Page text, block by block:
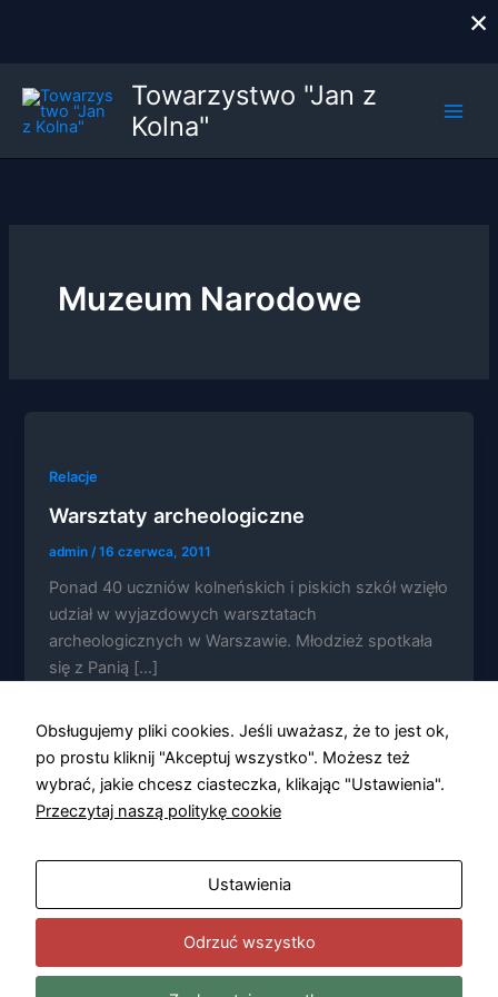
treści
Towarzystwo "Jan z
Kolna"
Muzeum Narodowe
Relacje
Warsztaty archeologiczne
admin /16 czerwca, 2011
Ponad 40 uczniów kolneńskich i piskich szkół wzięło
udział w wyjazdowych warsztatach
archeologicznych w Warszawie. Młodzież spotkała
się z Panią […]
×
Obsługujemy pliki cookies. Jeśli uważasz, że to jest ok,
po prostu kliknij "Akceptuj wszystko". Możesz też
wybrać, jakie chcesz ciasteczka, klikając "Ustawienia".
Przeczytaj naszą politykę cookie
Ustawienia
Odrzuć wszystko
Konieczne
Te pliki cookie
do
funkcjonowania
strony
internetowej.
Statystyka
Abyśmy mogli
poprawić
i strukturę
strony